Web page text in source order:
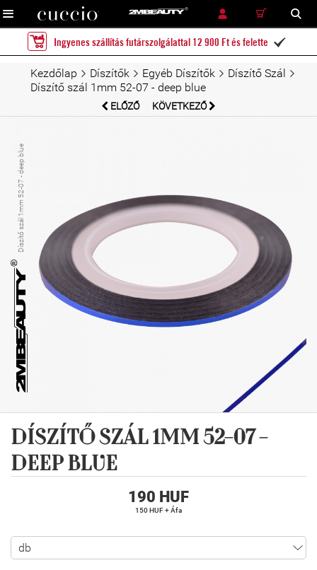
RÉSZLETES KERESÉS KERESÉS
Ingyenes szállítás futárszolgálattal 12 900 Ft és felette 
Kezdőlap Díszítők Egyéb Díszítők
Díszítő Szál
Díszítő szál 1mm 52-07 - deep blue
ELŐZŐ KÖVETKEZŐ
Díszítő szál 1mm 52-07 - deep blue
DÍSZÍTŐ SZÁL 1MM 52-07 -
DEEP BLUE
190 HUF
150 HUF + Áfa